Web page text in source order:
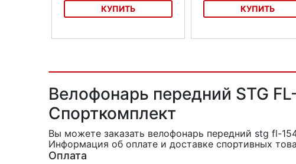
КУПИТЬ КУПИТЬ
Велофонарь передний STG
Спорткомплект
Вы можете заказать велофонарь передний stg fl-
Информация об оплате и доставке спортивных
Оплата